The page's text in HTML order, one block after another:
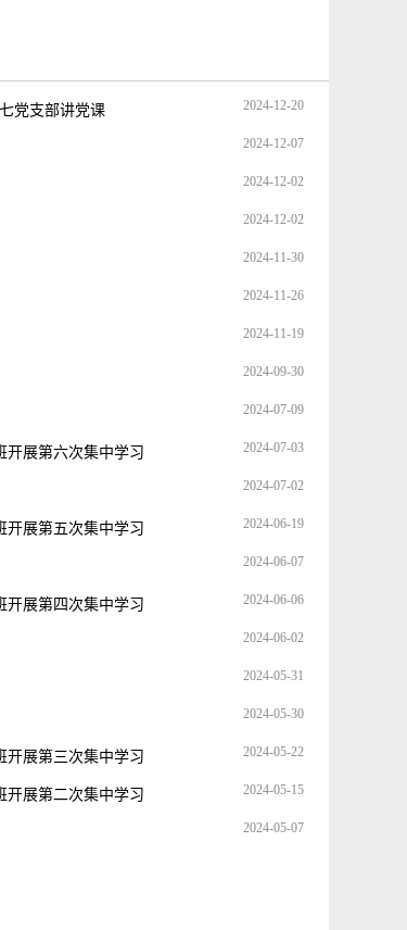
党支部讲党课 2024-12-20
2024-12-07
2024-12-02
2024-12-02
2024-11-30
2024-11-26
2024-11-19
2024-09-30
2024-07-09
开展第六次集中学习 2024-07-03
2024-07-02
开展第五次集中学习 2024-06-19
2024-06-07
开展第四次集中学习 2024-06-06
2024-06-02
2024-05-31
2024-05-30
开展第三次集中学习 2024-05-22
开展第二次集中学习 2024-05-15
2024-05-07